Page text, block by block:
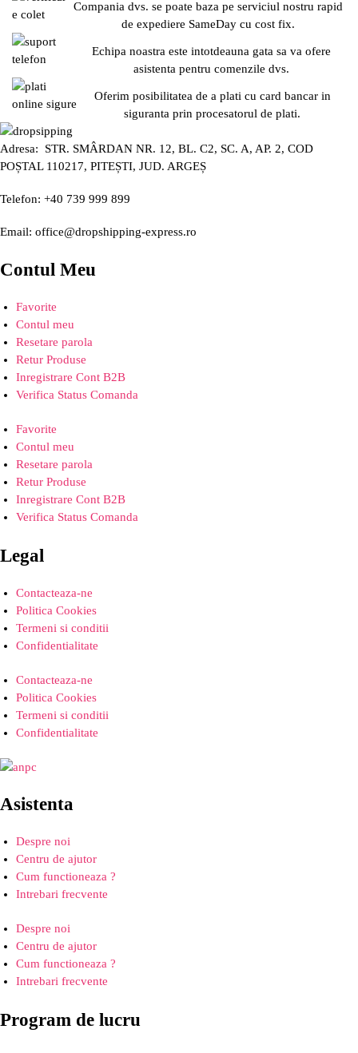
Compania dvs. se poate baza pe serviciul nostru rapid
de expediere SameDay cu cost fix.
Echipa noastra este intotdeauna gata sa va ofere
asistenta pentru comenzile dvs.
Oferim posibilitatea de a plati cu card bancar in
siguranta prin procesatorul de plati.
Adresa: STR. SMÂRDAN NR. 12, BL. C2, SC. A, AP. 2, COD
POȘTAL 110217, PITEȘTI, JUD. ARGEȘ
Telefon: +40 739 999 899
Email: office@dropshipping-express.ro
Contul Meu
Favorite
Contul meu
Resetare parola
Retur Produse
Inregistrare Cont B2B
Verifica Status Comanda
Favorite
Contul meu
Resetare parola
Retur Produse
Inregistrare Cont B2B
Verifica Status Comanda
Legal
Contacteaza-ne
Politica Cookies
Termeni si conditii
Confidentialitate
Contacteaza-ne
Politica Cookies
Termeni si conditii
Confidentialitate
Asistenta
Despre noi
Centru de ajutor
Cum functioneaza ?
Intrebari frecvente
Despre noi
Centru de ajutor
Cum functioneaza ?
Intrebari frecvente
Program de lucru